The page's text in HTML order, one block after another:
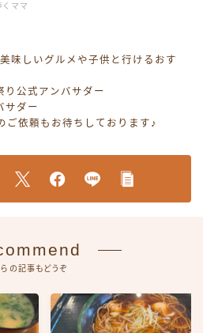
ママ
味しいグルメや子供と行けるおす
り公式アンバサダー
サダー
ご依頼もお待ちしております♪
の記事もどうぞ